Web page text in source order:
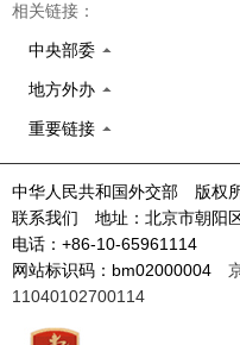
相关链接：
中央部委
地方外办
重要链接
中华人民共和国外交部 版权
联系我们 地址：北京市朝阳
电话：+86-10-65961114
网站标识码：bm02000004
11040102700114